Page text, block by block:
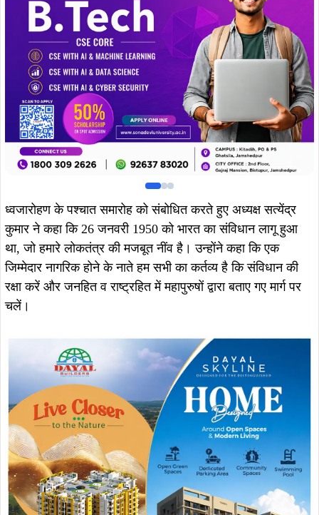
ध्वजारोहण के पश्चात समारोह को संबोधित करते हुए अध्यक्ष सत्येंद्र
कुमार ने कहा कि 26 जनवरी 1950 को भारत का संविधान लागू हुआ
था, जो हमारे लोकतंत्र की मजबूत नींव है। उन्होंने कहा कि एक
जिम्मेदार नागरिक होने के नाते हम सभी का कर्तव्य है कि संविधान की
रक्षा करें और जनहित व राष्ट्रहित में महापुरुषों द्वारा बताए गए मार्ग पर
चलें।